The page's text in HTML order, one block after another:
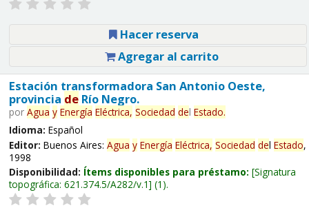
Hacer reserva
Agregar al carrito
Estación transformadora San Antonio Oeste,
provincia deRío Negro.
por Agua y Energía Eléctrica, Sociedad del Estado.
Idioma: Español
Editor: Buenos Aires: Agua y Energía Eléctrica, Sociedad del Estado,
1998
Disponibilidad: Ítems disponibles para préstamo: Signatura
topográfica: 621.374.5/A282/v.1 (1).